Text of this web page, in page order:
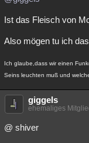
Ist das Fleisch von
Also mögen tu ich
Ich glaube,dass wir einen
Seins leuchten muß und
giggels
ehemaliges
@ shiver